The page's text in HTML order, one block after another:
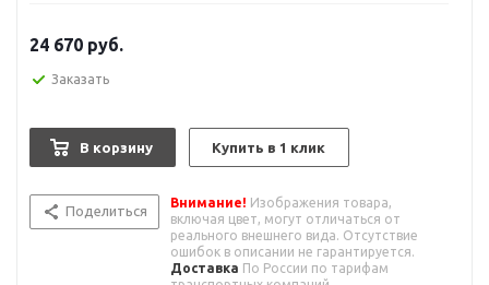
24 670 руб.
Заказать
В корзину Купить в 1 клик
Поделиться
Внимание! Изображения товара,
включая цвет, могут отличаться от
реального внешнего вида. Отсутствие
ошибок в описании не гарантируется.
Доставка По России по тарифам